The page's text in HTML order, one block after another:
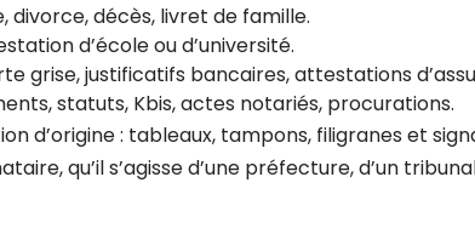
divorce, décès, livret de famille.
d’école ou d’université.
grise, justificatifs bancaires, attestations
statuts, Kbis, actes notariés, procurations.
d’origine : tableaux, tampons, filigranes et
qu’il s’agisse d’une préfecture, d’un